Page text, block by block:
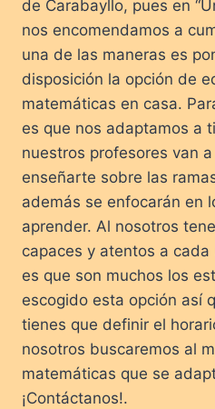
de Carabayllo, pues en
nos encomendamos a
una de las maneras es
disposición la opción de
matemáticas en casa.
es que nos adaptamos a
nuestros profesores van
enseñarte sobre las
además se enfocarán en
aprender. Al nosotros
capaces y atentos a
es que son muchos los
escogido esta opción así
tienes que definir el
nosotros buscaremos al
matemáticas que se
¡Contáctanos!.